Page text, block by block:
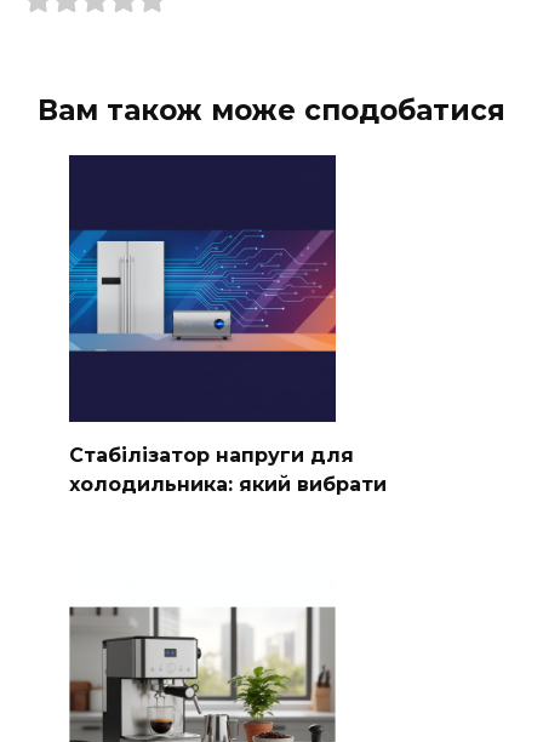
Вам також може сподобатися
Стабілізатор напруги для
холодильника: який вибрати